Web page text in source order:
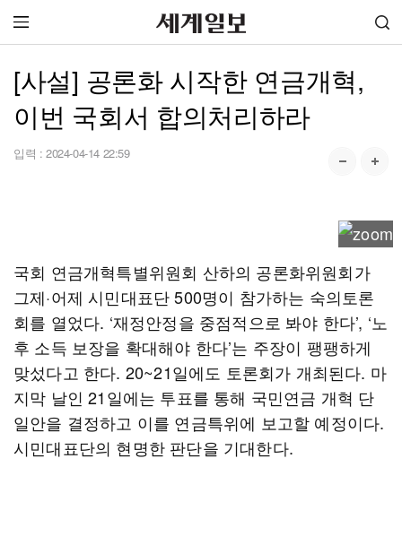
[사설] 공론화 시작한 연금개혁,
이번 국회서 합의처리하라
입력 : 2024-04-14 22:59
국회 연금개혁특별위원회 산하의 공론화위원회가
그제·어제 시민대표단 500명이 참가하는 숙의토론
회를 열었다. ‘재정안정을 중점적으로 봐야 한다’, ‘노
후 소득 보장을 확대해야 한다’는 주장이 팽팽하게
맞섰다고 한다. 20~21일에도 토론회가 개최된다. 마
지막 날인 21일에는 투표를 통해 국민연금 개혁 단
일안을 결정하고 이를 연금특위에 보고할 예정이다.
시민대표단의 현명한 판단을 기대한다.